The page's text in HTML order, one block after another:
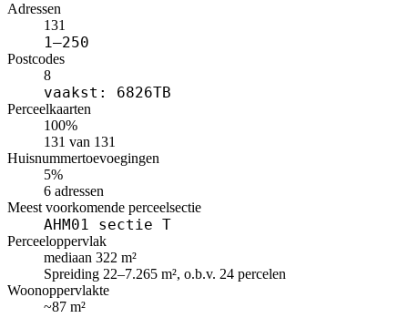
Adressen
131
1–250
Postcodes
8
vaakst: 6826TB
Perceelkaarten
100%
131 van 131
Huisnummertoevoegingen
5%
6 adressen
Meest voorkomende perceelsectie
AHM01 sectie T
Perceeloppervlak
mediaan 322 m²
Spreiding 22–7.265 m², o.b.v. 24 percelen
Woonoppervlakte
~87 m²